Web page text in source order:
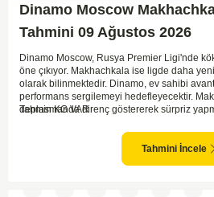
Dinamo Moscow
Tahmini 09 Ağustos 2026
Dinamo Moscow, Rusya Premier Ligi'nde
öne çıkıyor. Makhachkala ise ligde daha
olarak bilinmektedir. Dinamo, ev sahibi
performans sergilemeyi hedefleyecektir.
deplasmanda direnç göstererek sürpriz
karşılıklı goller izleyebileceğimiz bir
açıdan dengeli bir maç olması beklenirken,
karşılaşma bizleri bekliyor.
Tahmin KG VAR
Tahmini İncele